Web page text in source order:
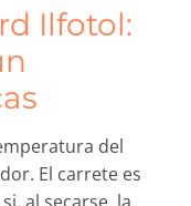
Ilfotol:
del
El carrete es